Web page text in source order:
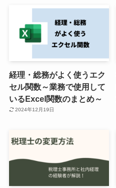
経理・総務がよく使うエク
セル関数～業務で使用して
いるExcel関数のまとめ～
2024年12月19日